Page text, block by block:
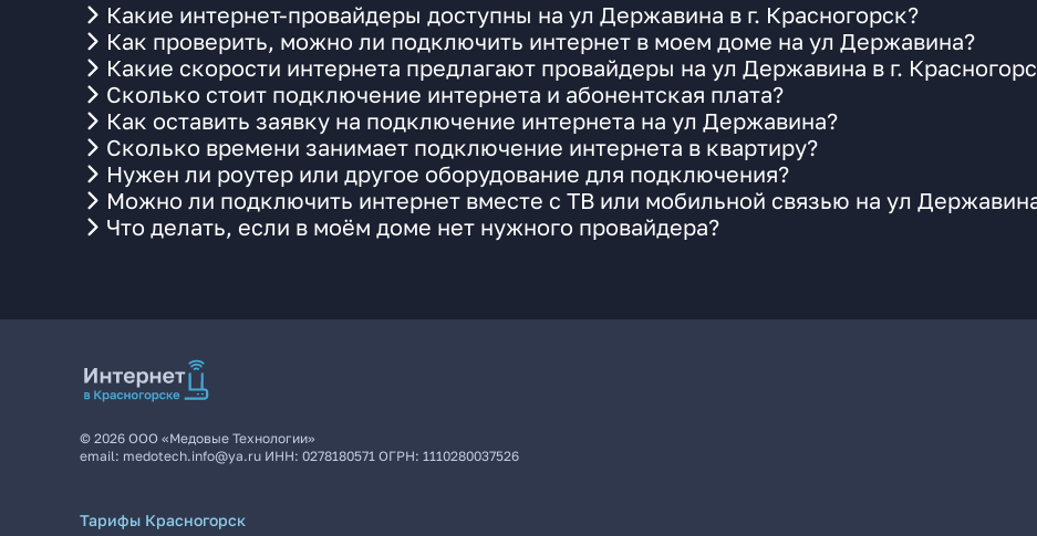
Какие интернет-провайдеры доступны на ул Державина в г. Красногорск?
Как проверить, можно ли подключить интернет в моем доме на ул Державина?
Какие скорости интернета предлагают провайдеры на ул Державина в г.
Сколько стоит подключение интернета и абонентская плата?
Как оставить заявку на подключение интернета на ул Державина?
Сколько времени занимает подключение интернета в квартиру?
Нужен ли роутер или другое оборудование для подключения?
Можно ли подключить интернет вместе с ТВ или мобильной связью на ул
Что делать, если в моём доме нет нужного провайдера?
© 2026 ООО «Медовые Технологии»
email: medotech.info@ya.ru ИНН: 0278180571 ОГРН: 1110280037526
Тарифы Красногорск